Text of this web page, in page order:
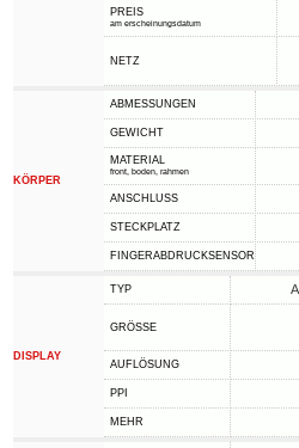
PREIS
am erscheinungsdatum
NETZ
KÖRPER
ABMESSUNGEN
GEWICHT
MATERIAL
front, boden, rahmen
ANSCHLUSS
STECKPLATZ
FINGERABDRUCKSENSOR
DISPLAY
TYP
GRÖSSE
AUFLÖSUNG
PPI
MEHR